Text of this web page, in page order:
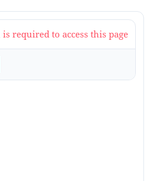
required to access this page